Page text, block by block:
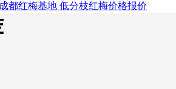
都红梅基地 低分枝红梅价格报价